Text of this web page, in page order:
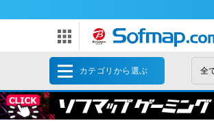
カテゴリから選ぶ